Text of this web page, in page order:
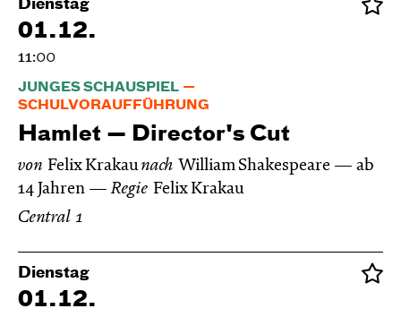
Dienstag
01.12.
11:00
JUNGES SCHAUSPIEL
SCHULVORAUFFÜHRUNG
Hamlet — Director's Cut
von Felix Krakaunach William Shakespeare
ab
14 Jahren
Regie Felix Krakau
Central 1
Dienstag
01.12.